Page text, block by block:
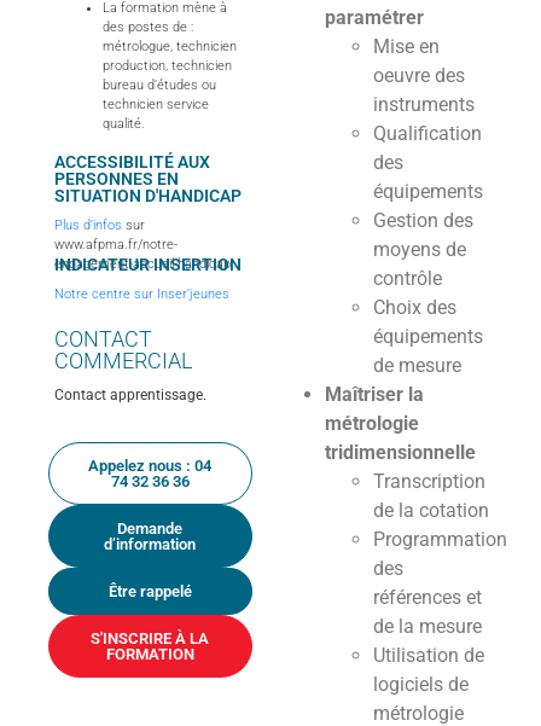
La formation mène à
des postes de :
métrologue, technicien
production, technicien
bureau d’études ou
technicien service
qualité.
ACCESSIBILITÉ AUX
PERSONNES EN
SITUATION D'HANDICAP
Plus d’infos sur
www.afpma.fr/notre-
engagement-accueil-handicap
INDICATEUR INSERTION
Notre centre sur Inser’jeunes
CONTACT
COMMERCIAL
Contact apprentissage.
Appelez nous : 04
74 32 36 36
Demande
d’information
Être rappelé
S'INSCRIRE À LA
FORMATION
paramétrer
Mise en
oeuvre des
instruments
Qualification
des
équipements
Gestion des
moyens de
contrôle
Choix des
équipements
de mesure
Maîtriser la
métrologie
tridimensionnelle
Transcription
de la cotation
Programmation
des
références et
de la mesure
Utilisation de
logiciels de
métrologie